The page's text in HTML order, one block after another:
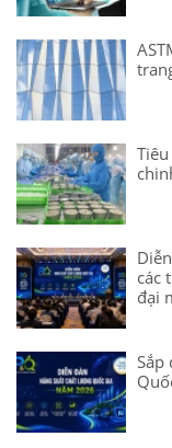
các
đại
Sắp